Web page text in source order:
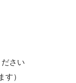
さい
す）